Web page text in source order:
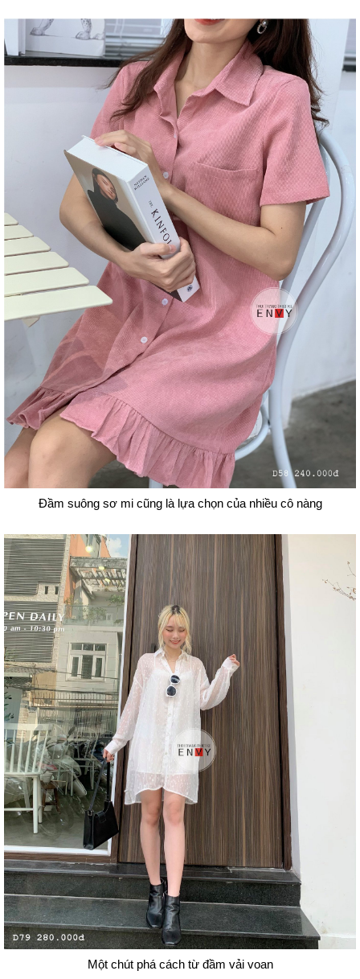
Đầm suông sơ mi cũng là lựa chọn của nhiều cô nàng
Một chút phá cách từ đầm vải voan